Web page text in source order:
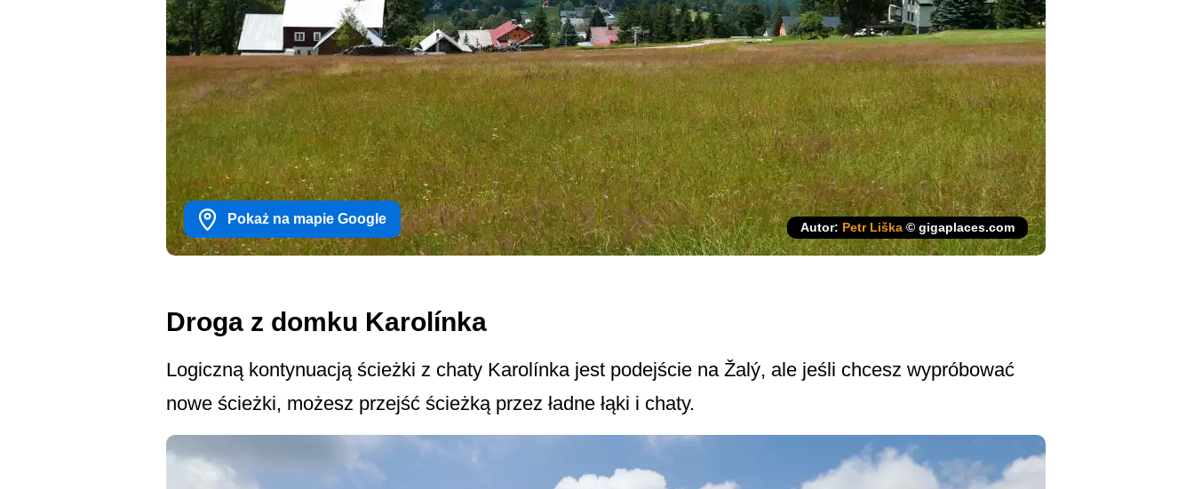
Pokaż na mapie Google
Autor: Petr Liška © gigaplaces.com
Droga z domku Karolínka
Logiczną kontynuacją ścieżki z chaty Karolínka jest podejście na Žalý, ale jeśli chcesz wypróbować
nowe ścieżki, możesz przejść ścieżką przez ładne łąki i chaty.